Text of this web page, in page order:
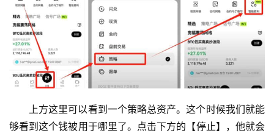
上方这里可以看到一个策略总资产。这个时候我们就能
够看到这个钱被用于哪里了。点击下方的【停止】，他就会